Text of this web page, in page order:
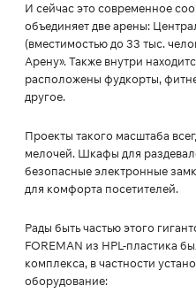
И сейчас это современное
объединяет две арены:
(вместимостью до 33 тыс.
Арену». Также внутри
расположены фудкорты,
другое.
Проекты такого масштаба
мелочей. Шкафы для
безопасные электронные
для комфорта посетителей.
Рады быть частью этого
FOREMAN из HPL-пластика
комплекса, в частности
оборудование: